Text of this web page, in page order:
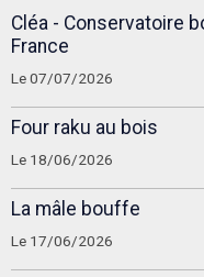
Cléa - Conservatoire
France
Le 07/07/2026
Four raku au bois
Le 18/06/2026
La mâle bouffe
Le 17/06/2026